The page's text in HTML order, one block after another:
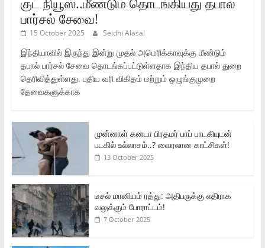
பார்சல் சேவை!
15 October 2025 Seidhi Alasal
இந்தியாவில் இருந்து இன்று முதல் அமெரிக்காவுக்கு மீண்டும்
தபால் பார்சல் சேவை தொடங்கப்பட்டுள்ளதாக இந்திய தபால் துறை
தெரிவித்துள்ளது. புதிய வரி விகிதம் மற்றும் ஒழுங்குமுறை
தேவைகளுக்காக
முன்னாள் கனடா பிரதமர் பாப் பாடகியுடன்
படகில் உல்லாசம்..? வைரலான காட்சிகள்!
13 October 2025
டீசல் மானியம் ரத்து: அதிபருக்கு எதிராக
வலுக்கும் போராட்டம்!
7 October 2025